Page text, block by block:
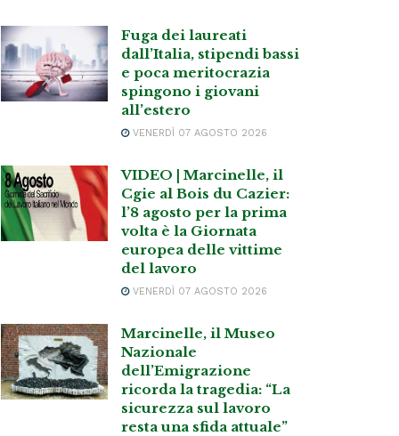
Fuga dei laureati
dall’Italia, stipendi bassi
e poca meritocrazia
spingono i giovani
all’estero
VENERDÌ 07 AGOSTO 2026
VIDEO | Marcinelle, il
Cgie al Bois du Cazier:
l’8 agosto per la prima
volta è la Giornata
europea delle vittime
del lavoro
VENERDÌ 07 AGOSTO 2026
Marcinelle, il Museo
Nazionale
dell’Emigrazione
ricorda la tragedia: “La
sicurezza sul lavoro
resta una sfida attuale”